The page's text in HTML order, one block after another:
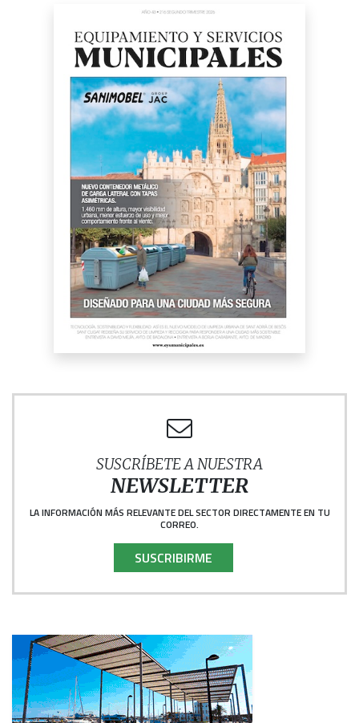
SUSCRÍBETE A NUESTRA
NEWSLETTER
LA INFORMACIÓN MÁS RELEVANTE DEL SECTOR DIRECTAMENTE EN TU
CORREO.
SUSCRIBIRME